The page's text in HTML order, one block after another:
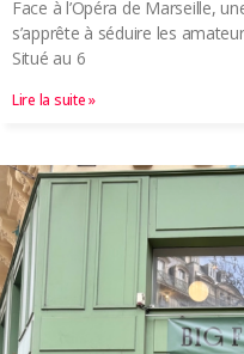
Face à l’Opéra de Marseille,
s’apprête à séduire les
Situé au 6
Lire la suite »